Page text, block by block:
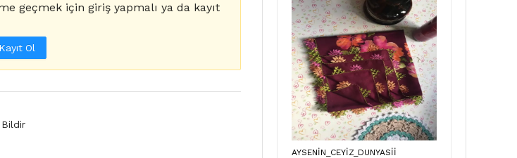
geçmek için giriş yapmalı ya da kayıt
Kayıt Ol
Bildir
AYSENIN_CEYIZ_DUNYASII